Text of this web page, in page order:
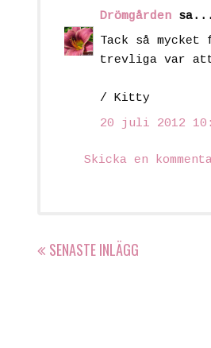
Drömgården sa...
Tack så
trevliga var
/ Kitty
20 juli 2012
Skicka en
SENASTE INLÄGG